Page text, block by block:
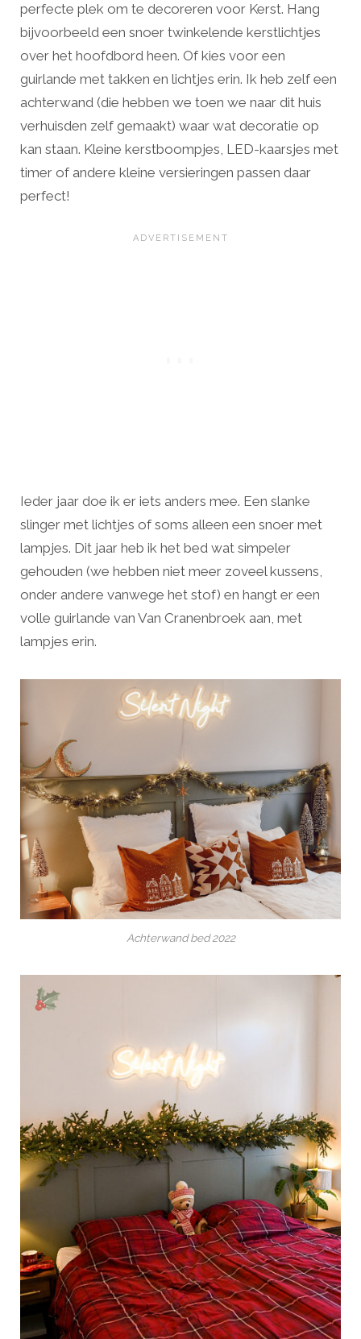
perfecte plek om te decoreren voor Kerst. Hang
bijvoorbeeld een snoer twinkelende kerstlichtjes
over het hoofdbord heen. Of kies voor een
guirlande met takken en lichtjes erin. Ik heb zelf een
achterwand (die hebben we toen we naar dit huis
verhuisden zelf gemaakt) waar wat decoratie op
kan staan. Kleine kerstboompjes, LED-kaarsjes met
timer of andere kleine versieringen passen daar
perfect!
Ieder jaar doe ik er iets anders mee. Een slanke
slinger met lichtjes of soms alleen een snoer met
lampjes. Dit jaar heb ik het bed wat simpeler
gehouden (we hebben niet meer zoveel kussens,
onder andere vanwege het stof) en hangt er een
volle guirlande van Van Cranenbroek aan, met
lampjes erin.
Achterwand bed 2022